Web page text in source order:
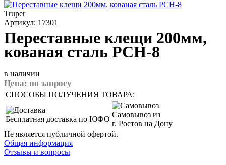
Truper
Артикул: 17301
Переставные клещи 200мм,
кованая сталь PCH-8
в наличии
Цена: по запросу
СПОСОБЫ ПОЛУЧЕНИЯ ТОВАРА:
Бесплатная доставка по ЮФО
Самовывоз из
г. Ростов на Дону
Не является публичной офертой.
Общая информация
Отзывы и вопросы